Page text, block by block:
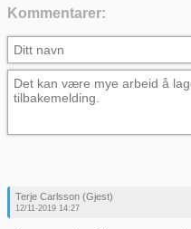
Kommentarer:
Terje Carlsson (Gjest)
12/11-2019 14:27